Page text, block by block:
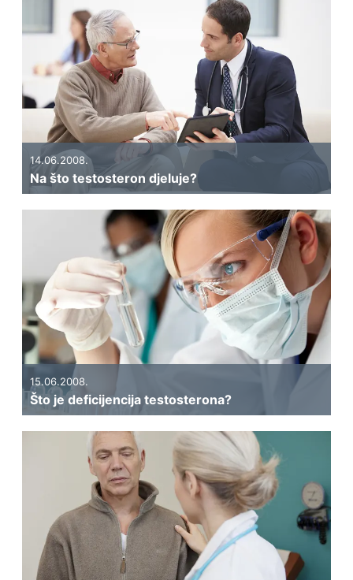
14.06.2008.
Na što testosteron djeluje?
15.06.2008.
Što je deficijencija testosterona?